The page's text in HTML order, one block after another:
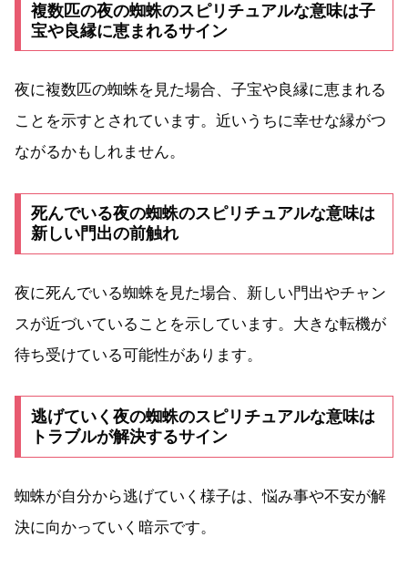
複数匹の夜の蜘蛛のスピリチュアルな意味は子
宝や良縁に恵まれるサイン
夜に複数匹の蜘蛛を見た場合、子宝や良縁に恵まれる
ことを示すとされています。近いうちに幸せな縁がつ
ながるかもしれません。
死んでいる夜の蜘蛛のスピリチュアルな意味は
新しい門出の前触れ
夜に死んでいる蜘蛛を見た場合、新しい門出やチャン
スが近づいていることを示しています。大きな転機が
待ち受けている可能性があります。
逃げていく夜の蜘蛛のスピリチュアルな意味は
トラブルが解決するサイン
蜘蛛が自分から逃げていく様子は、悩み事や不安が解
決に向かっていく暗示です。